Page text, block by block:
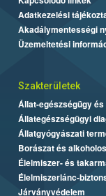
Adatkezelési
Akadálymentességi
Üzemeltetési
Szakterületek
Állat-egészségügy
Állategészségügyi
Állatgyógyászati
Borászat és
Élelmiszer- és
Élelmiszerlánc-
Járványvédelem